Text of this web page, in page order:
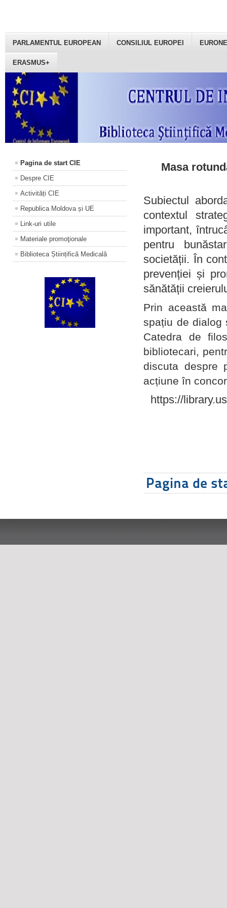
PARLAMENTUL EUROPEAN CONSILIUL EUROPEI
ERASMUS+
Pagina de start CIE
Despre CIE
Activități CIE
Republica Moldova și UE
Link-uri utile
Materiale promoţionale
Biblioteca Științifică Medicală
Masa
Subiectul
contextul
important,
pentru
societății. În
prevenției și
sănătății
Prin această
spațiu de dialog
Catedra de
bibliotecari,
discuta despre
acțiune în
https://
Pagina de